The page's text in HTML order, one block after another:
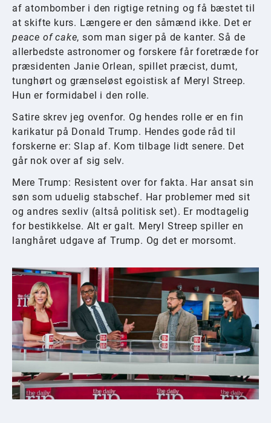
af atombomber i den rigtige retning og få bæstet til
at skifte kurs. Længere er den såmænd ikke. Det er
peace of cake, som man siger på de kanter. Så de
allerbedste astronomer og forskere får foretræde for
præsidenten Janie Orlean, spillet præcist, dumt,
tunghørt og grænseløst egoistisk af Meryl Streep.
Hun er formidabel i den rolle.
Satire skrev jeg ovenfor. Og hendes rolle er en fin
karikatur på Donald Trump. Hendes gode råd til
forskerne er: Slap af. Kom tilbage lidt senere. Det
går nok over af sig selv.
Mere Trump: Resistent over for fakta. Har ansat sin
søn som uduelig stabschef. Har problemer med sit
og andres sexliv (altså politisk set). Er modtagelig
for bestikkelse. Alt er galt. Meryl Streep spiller en
langhåret udgave af Trump. Og det er morsomt.